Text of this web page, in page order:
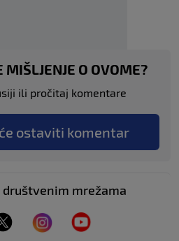
MIŠLJENJE O OVOME?
ili pročitaj komentare
ostaviti komentar
mrežama